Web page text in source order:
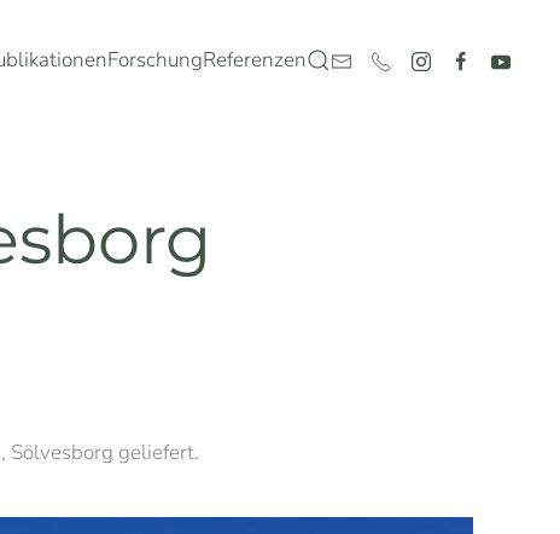
ForschungReferenzen
Sölvesborg geliefert.